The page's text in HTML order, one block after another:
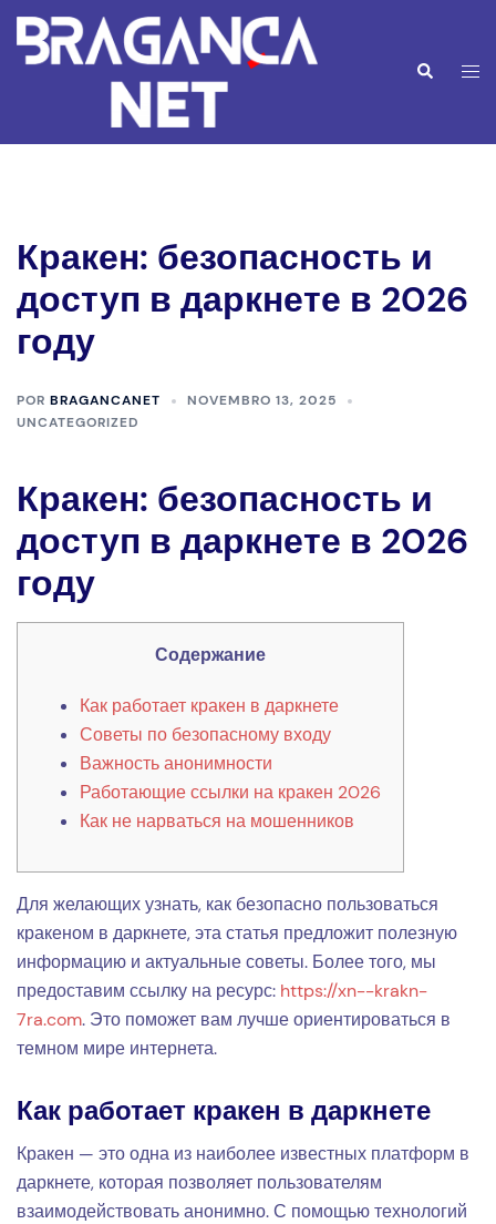
Saltar
para
Pesquisar
Кракен: безопасность и
доступ в даркнете в 2026
году
POR BRAGANCANET
NOVEMBRO 13, 2025
UNCATEGORIZED
Кракен: безопасность и
доступ в даркнете в 2026
году
Содержание
Как работает кракен в даркнете
Советы по безопасному входу
Важность анонимности
Работающие ссылки на кракен 2026
Как не нарваться на мошенников
Для желающих узнать, как безопасно пользоваться
кракеном в даркнете, эта статья предложит полезную
информацию и актуальные советы. Более того, мы
предоставим ссылку на ресурс: https://xn--krakn-
7ra.com. Это поможет вам лучше ориентироваться в
темном мире интернета.
Как работает кракен в даркнете
Кракен — это одна из наиболее известных платформ в
даркнете, которая позволяет пользователям
взаимодействовать анонимно. С помощью технологий